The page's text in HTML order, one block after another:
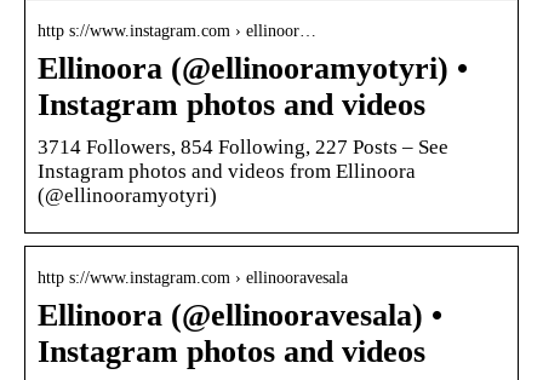
http s://www.instagram.com › ellinoor…
Ellinoora (@ellinooramyotyri) •
Instagram photos and videos
3714 Followers, 854 Following, 227 Posts – See
Instagram photos and videos from Ellinoora
(@ellinooramyotyri)
http s://www.instagram.com › ellinooravesala
Ellinoora (@ellinooravesala) •
Instagram photos and videos